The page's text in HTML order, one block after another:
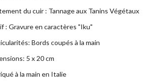
du cuir : Tannage aux Tanins Végétaux
: Gravure en caractères "Iku"
Bords coupés à la main
5 x 20 cm
à la main en Italie